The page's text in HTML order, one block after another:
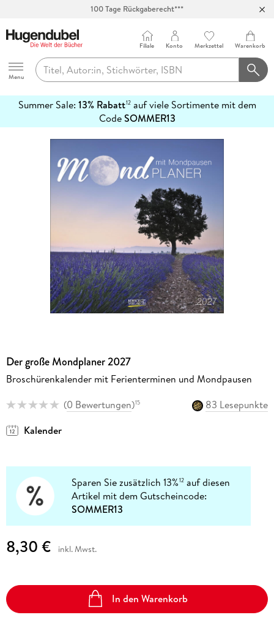
100 Tage Rückgaberecht***
Hugendubel
Menu
Filiale Konto Merkzettel Warenkorb
Summer Sale: 13% Rabatt12auf viele Sortimente mit dem
CodeSOMMER13
erfahren
Der große Mondplaner 2027
Broschürenkalender mit Ferienterminen und Mondpausen
(0 Bewertungen)15
83 Lesepunkte
Kalender
Sparen Sie zusätzlich 13%12 auf diesen
Artikel mit dem Gutscheincode:
SOMMER13
8,30 € inkl. Mwst.
In den Warenkorb